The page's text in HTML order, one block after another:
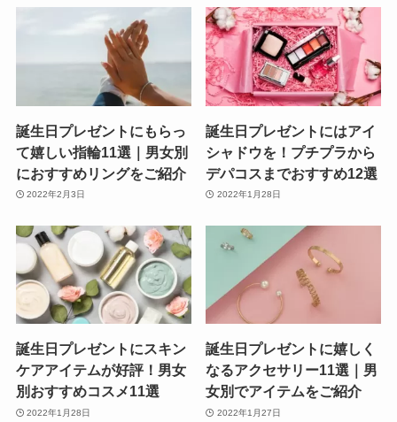
誕生日プレゼントにもらっ
て嬉しい指輪11選｜男女別
におすすめリングをご紹介
2022年2月3日
誕生日プレゼントにはアイ
シャドウを！プチプラから
デパコスまでおすすめ12選
2022年1月28日
誕生日プレゼントにスキン
ケアアイテムが好評！男女
別おすすめコスメ11選
2022年1月28日
誕生日プレゼントに嬉しく
なるアクセサリー11選｜男
女別でアイテムをご紹介
2022年1月27日